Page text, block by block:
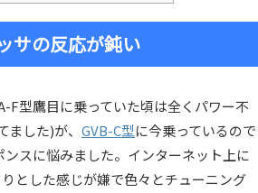
サの反応が鈍い
F型鷹目に乗っていた頃は全くパワー不
した)が、 GVB-C型に今乗っているので
スに悩みました。インターネット上に
とした感じが嫌で色々とチューニング